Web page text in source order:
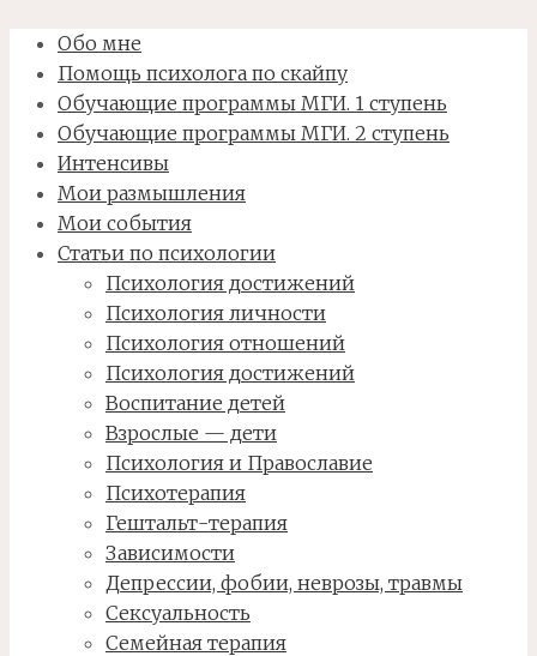
Обо мне
Помощь психолога по скайпу
Обучающие программы МГИ. 1 ступень
Обучающие программы МГИ. 2 ступень
Интенсивы
Мои размышления
Мои события
Статьи по психологии
Психология достижений
Психология личности
Психология отношений
Психология достижений
Воспитание детей
Взрослые — дети
Психология и Православие
Психотерапия
Гештальт-терапия
Зависимости
Депрессии, фобии, неврозы, травмы
Сексуальность
Семейная терапия